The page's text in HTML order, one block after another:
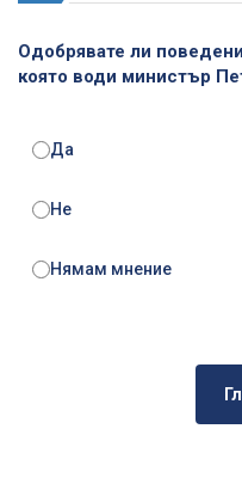
Одобрявате ли
която води министър
Да
Не
Нямам мнение